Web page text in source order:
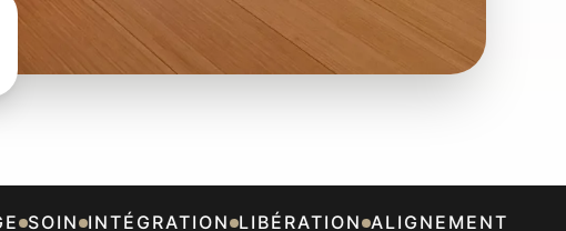
SOIN INTÉGRATION LIBÉRATION ALIGNEMENT